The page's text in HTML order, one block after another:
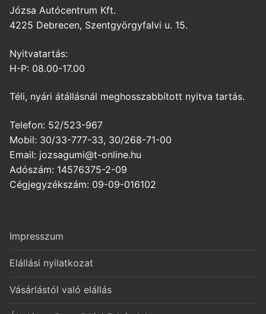
Józsa Autócentrum Kft.
4225 Debrecen, Szentgyörgyfalvi u. 15.
Nyitvatartás:
H-P: 08.00-17.00
Téli, nyári átállásnál meghosszabbított nyitva tartás.
Telefon: 52/523-967
Mobil: 30/33-777-33, 30/268-71-00
Email: jozsagumi@t-online.hu
Adószám: 14576375-2-09
Cégjegyzékszám: 09-09-016102
Impresszum
Elállási nyilatkozat
Vásárlástól való elállás